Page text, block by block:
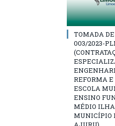
TOMADA DE
003/2023-
REFORMA
ESCOLA
ENSINO
MÉDIO
MUNICÍPIO